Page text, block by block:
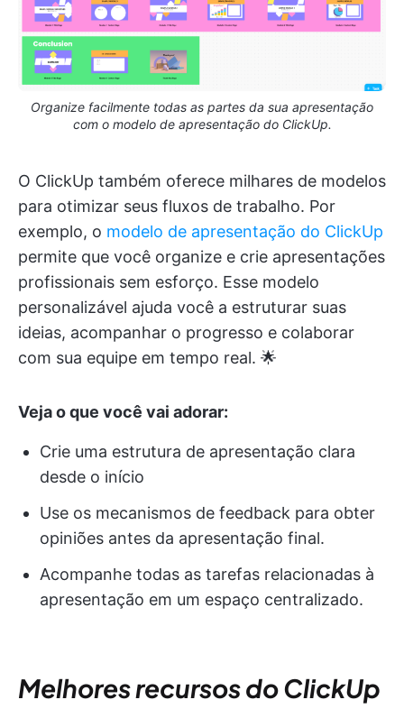
Organize facilmente todas as partes da sua apresentação
com o modelo de apresentação do ClickUp.
O ClickUp também oferece milhares de modelos
para otimizar seus fluxos de trabalho. Por
exemplo, o modelo de apresentação do ClickUp
permite que você organize e crie apresentações
profissionais sem esforço. Esse modelo
personalizável ajuda você a estruturar suas
ideias, acompanhar o progresso e colaborar
com sua equipe em tempo real. 🌟
Veja o que você vai adorar:
Crie uma estrutura de apresentação clara
desde o início
Use os mecanismos de feedback para obter
opiniões antes da apresentação final.
Acompanhe todas as tarefas relacionadas à
apresentação em um espaço centralizado.
Melhores recursos do ClickUp